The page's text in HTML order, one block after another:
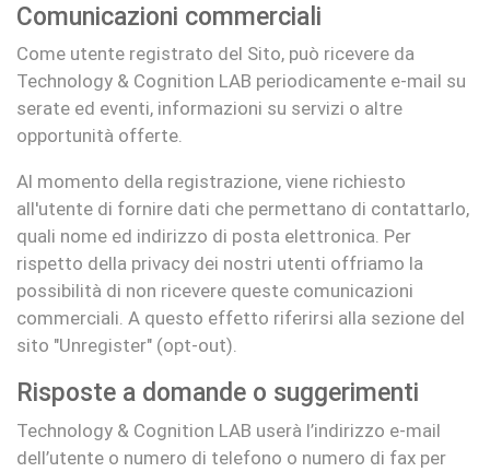
Comunicazioni commerciali
Come utente registrato del Sito, può ricevere da
Technology & Cognition LAB periodicamente e-mail su
serate ed eventi, informazioni su servizi o altre
opportunità offerte.
Al momento della registrazione, viene richiesto
all'utente di fornire dati che permettano di contattarlo,
quali nome ed indirizzo di posta elettronica. Per
rispetto della privacy dei nostri utenti offriamo la
possibilità di non ricevere queste comunicazioni
commerciali. A questo effetto riferirsi alla sezione del
sito "Unregister" (opt-out).
Risposte a domande o suggerimenti
Technology & Cognition LAB userà l’indirizzo e-mail
dell’utente o numero di telefono o numero di fax per